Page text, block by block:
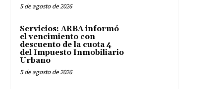
5 de agosto de 2026
Servicios: ARBA informó
el vencimiento con
descuento de la cuota 4
del Impuesto Inmobiliario
Urbano
5 de agosto de 2026